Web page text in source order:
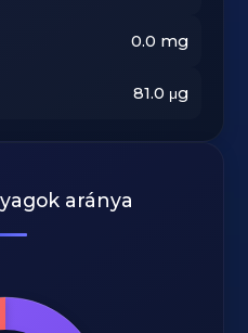
0.0 mg
81.0 μg
aránya